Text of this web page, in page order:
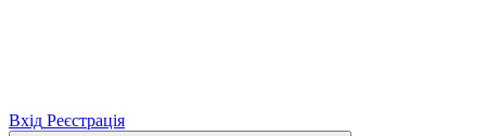
Вхід Реєстрація